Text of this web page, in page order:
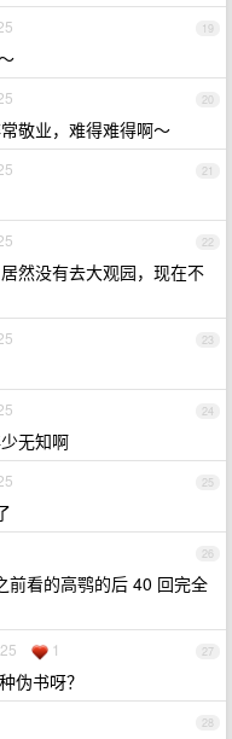
19
20
敬业，难得难得啊～
21
22
然没有去大观园，现在不
23
24
无知啊
25
26
前看的高鹗的后 40 回完全
27
1
伪书呀？
28